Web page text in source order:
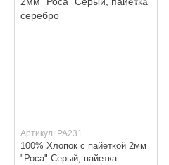
Артикул: PA231
100% Хлопок с пайеткой 2мм
"Роса" Серый, пайетка